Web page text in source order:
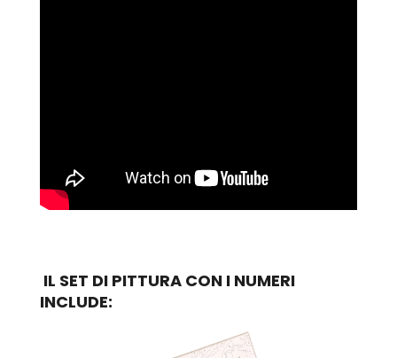
IL SET DI PITTURA CON I NUMERI
INCLUDE: